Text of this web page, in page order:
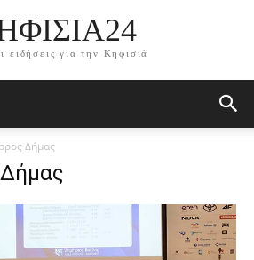
ειδήσεις για την Κηφισιά
Δήμας